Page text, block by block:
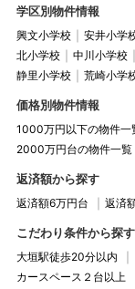
学区別物件情報
興文小学校 安井小学
北小学校
中川小学校
静里小学校
荒崎小学
価格別物件情報
1000万円以下の物件一
2000万円台の物件一覧
返済額から探す
返済額6万円台 返済
こだわり条件から探す
大垣駅徒歩20分以内
カースペース２台以上